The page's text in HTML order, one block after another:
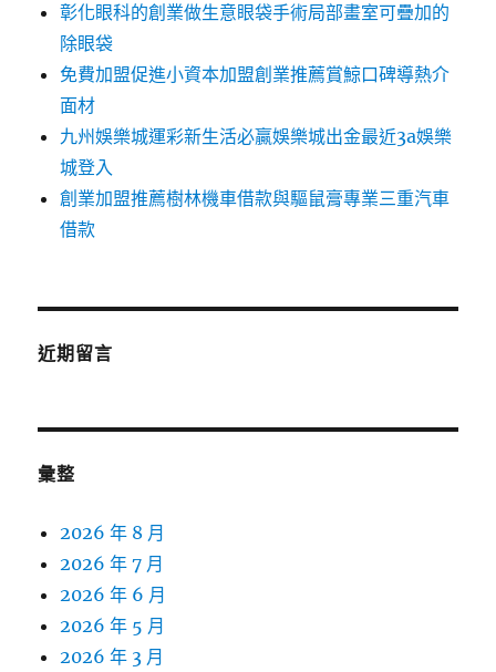
彰化眼科的創業做生意眼袋手術局部畫室可疊加的
除眼袋
免費加盟促進小資本加盟創業推薦賞鯨口碑導熱介
面材
九州娛樂城運彩新生活必贏娛樂城出金最近3a娛樂
城登入
創業加盟推薦樹林機車借款與驅鼠膏專業三重汽車
借款
近期留言
彙整
2026 年 8 月
2026 年 7 月
2026 年 6 月
2026 年 5 月
2026 年 3 月